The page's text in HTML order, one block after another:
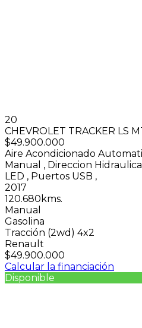
20
CHEVROLET TRACKER LS
$49.900.000
Aire Acondicionado
Manual , Direccion Hidraulica
LED , Puertos USB ,
2017
120.680kms.
Manual
Gasolina
Tracción (2wd) 4x2
Renault
$49.900.000
Calcular la financiación
Disponible